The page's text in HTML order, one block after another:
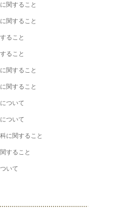
関すること
関すること
ること
ること
関すること
関すること
ついて
ついて
に関すること
すること
いて